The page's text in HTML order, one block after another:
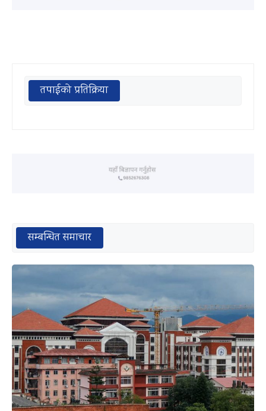
तपाईको प्रतिक्रिया
सम्बन्धित समाचार